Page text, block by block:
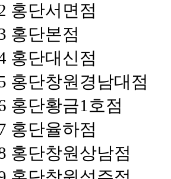
홍단서면점
홍단본점
홍단대신점
홍단창원경남대점
홍단황금1호점
홍단율하점
홍단창원상남점